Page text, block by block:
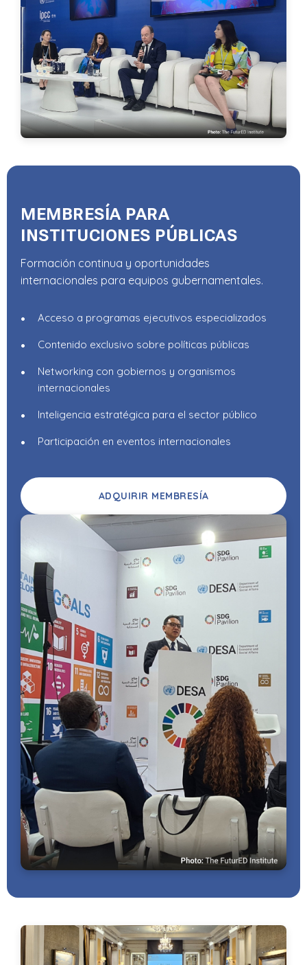
MEMBRESÍA PARA
INSTITUCIONES PÚBLICAS
Formación continua y oportunidades
internacionales para equipos gubernamentales.
Acceso a programas ejecutivos especializados
Contenido exclusivo sobre políticas públicas
Networking con gobiernos y organismos
internacionales
Inteligencia estratégica para el sector público
Participación en eventos internacionales
ADQUIRIR MEMBRESÍA